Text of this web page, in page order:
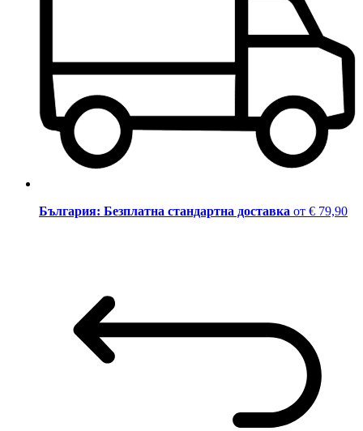
България: Безплатна стандартна доставка от € 79,90